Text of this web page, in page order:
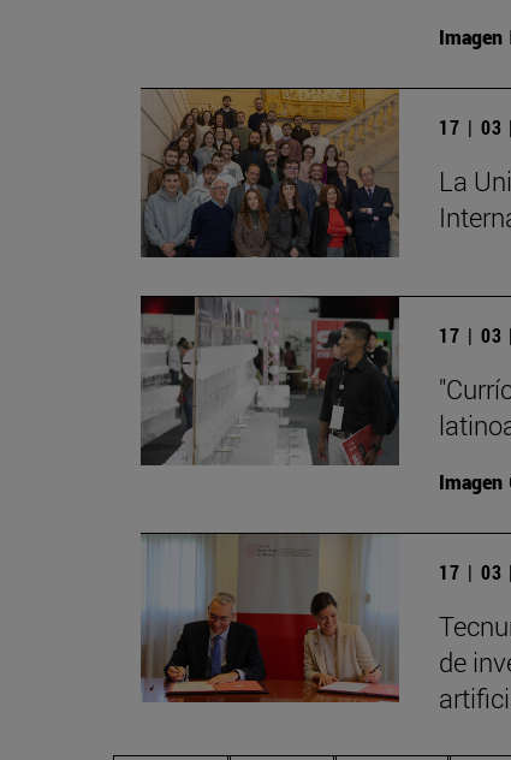
Imagen
17 | 03
La
17 | 03
Imagen
17 | 03
de